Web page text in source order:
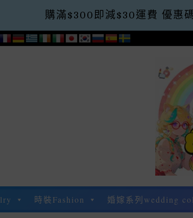
購滿$300即減$30運費 優
時裝Fashion 婚嫁系列wedding